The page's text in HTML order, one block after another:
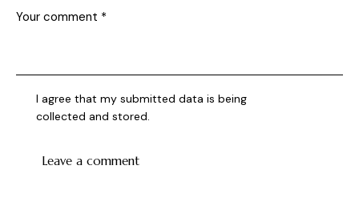
I agree that my submitted data is being
collected and stored.